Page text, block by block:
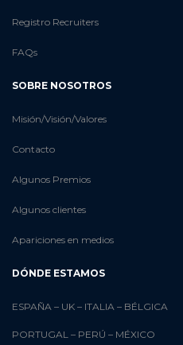
Registro Recruiters
FAQs
SOBRE NOSOTROS
Misión/Visión/Valores
Contacto
Algunos Premios
Algunos clientes
Apariciones en medios
DÓNDE ESTAMOS
ESPAÑA – UK – ITALIA – BÉLGICA
PORTUGAL – PERÚ – MÉXICO